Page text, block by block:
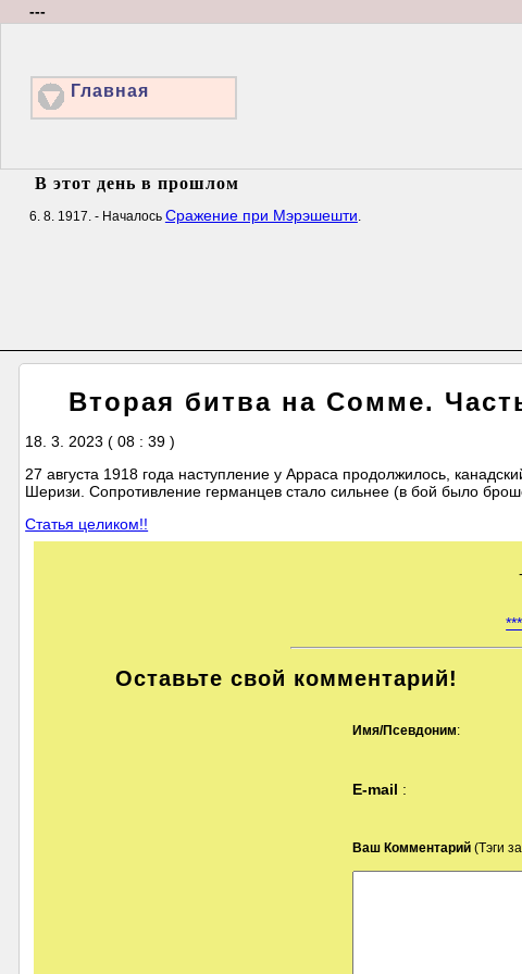
---
Главная
В этот день в прошлом
6. 8. 1917. - Началось Сражение при Мэрэшешти.
Вторая битва на Сомме.
18. 3. 2023 ( 08 : 39 )
27 августа 1918 года наступление у Арраса продолжилось,
Шеризи. Сопротивление германцев стало сильнее (в бой было
Статья целиком!!
***
Оставьте свой комментарий!
Имя/Псевдоним:
E-mail :
Ваш Комментарий(Тэги